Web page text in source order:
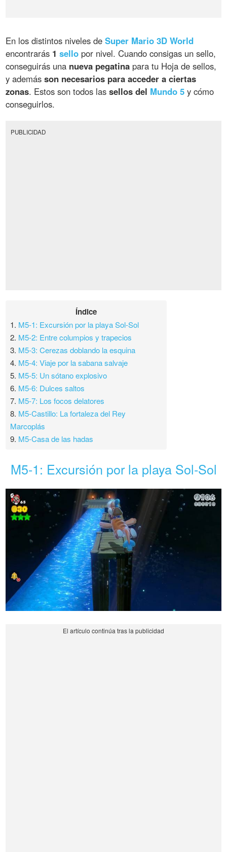
En los distintos niveles deSuper Mario 3D World
encontrarás 1sello por nivel. Cuando consigas un sello,
conseguirás una nueva pegatina para tu Hoja de sellos,
y ademásson necesarios para acceder a ciertas
zonas. Estos son todos lassellos del Mundo 5 y cómo
conseguirlos.
PUBLICIDAD
Índice
1. M5-1: Excursión por la playa Sol-Sol
2. M5-2: Entre columpios y trapecios
3. M5-3: Cerezas doblando la esquina
4. M5-4: Viaje por la sabana salvaje
5. M5-5: Un sótano explosivo
6. M5-6: Dulces saltos
7. M5-7: Los focos delatores
8. M5-Castillo: La fortaleza del Rey
Marcoplás
9. M5-Casa de las hadas
M5-1: Excursión por la playa Sol-Sol